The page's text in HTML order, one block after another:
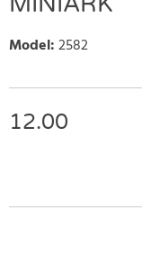
Model:2582
12.00